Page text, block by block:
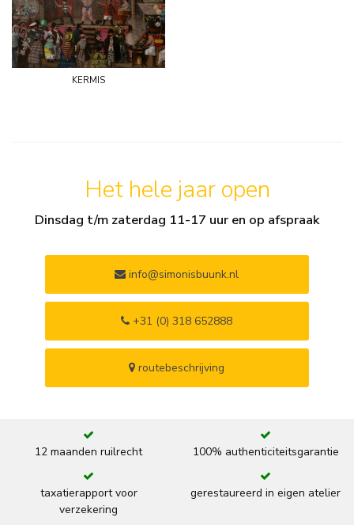
kermis
Het hele jaar open
Dinsdag t/m zaterdag 11-17 uur en op afspraak
info@simonisbuunk.nl
+31 (0) 318 652888
routebeschrijving
12 maanden ruilrecht 100% authenticiteitsgarantie
taxatierapport voor
verzekering
gerestaureerd in eigen atelier